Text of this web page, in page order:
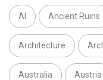
AI Ancient Ruins
Architecture
Australia Austria